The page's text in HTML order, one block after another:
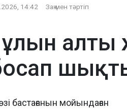
14:42 Заң мен тәртіп
алты
бастағанын мойындаған